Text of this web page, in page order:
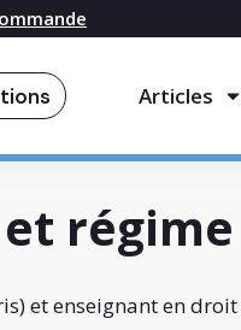
Articles
régime
et enseignant en droit